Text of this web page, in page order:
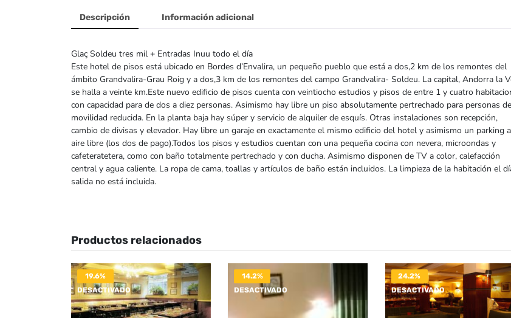
Descripción Información adicional
Glaç Soldeu tres mil + Entradas Inuu todo el día
Este hotel de pisos está ubicado en Bordes d’Envalira, un pequeño pueblo que está a dos,2 km de los remontes del
ámbito Grandvalira-Grau Roig y a dos,3 km de los remontes del campo Grandvalira- Soldeu. La capital, Andorra la
se halla a veinte km.Este nuevo edificio de pisos cuenta con veintiocho estudios y pisos de entre 1 y cuatro
con capacidad para de dos a diez personas. Asimismo hay libre un piso absolutamente pertrechado para personas de
movilidad reducida. En la planta baja hay súper y servicio de alquiler de esquís. Otras instalaciones son recepción,
cambio de divisas y elevador. Hay libre un garaje en exactamente el mismo edificio del hotel y asimismo un parking
aire libre (los dos de pago).Todos los pisos y estudios cuentan con una pequeña cocina con nevera, microondas y
cafeteratetera, como con baño totalmente pertrechado y con ducha. Asimismo disponen de TV a color, calefacción
central y agua caliente. La ropa de cama, toallas y artículos de baño están incluidos. La limpieza de la habitación el
salida no está incluida.
Productos relacionados
19.6%
DESACTIVADO
14.2%
DESACTIVADO
24.2%
DESACTIVADO